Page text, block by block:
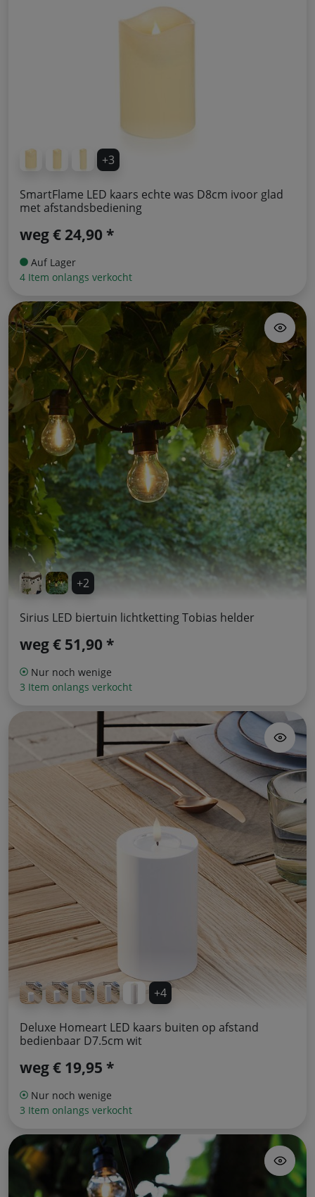
+3
SmartFlame LED kaars echte was D8cm ivoor glad
met afstandsbediening
weg€ 24,90 *
Auf Lager
4 Item onlangs verkocht
+2
Sirius LED biertuin lichtketting Tobias helder
weg€ 51,90 *
Nur noch wenige
3 Item onlangs verkocht
+4
Deluxe Homeart LED kaars buiten op afstand
bedienbaar D7.5cm wit
weg€ 19,95 *
Nur noch wenige
3 Item onlangs verkocht